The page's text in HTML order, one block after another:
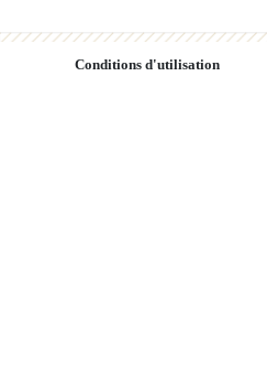
Conditions d'utilisation